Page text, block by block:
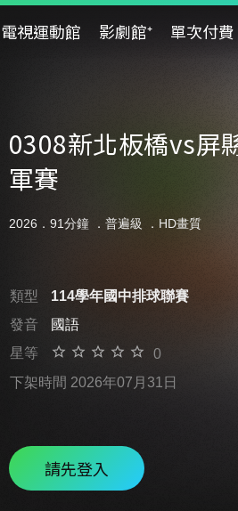
電視運動館 影劇館⁺ 單次付費
0308新北板橋vs屏
軍賽
2026．91分鐘 ． 普遍級 ．HD畫質
類型
114學年國中排球聯賽
發音
國語
星等
0
下架時間 2026年07月31日
請先登入